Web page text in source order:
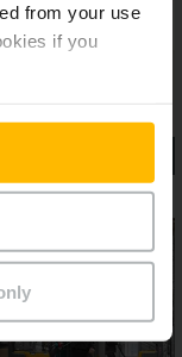
from your use
if you